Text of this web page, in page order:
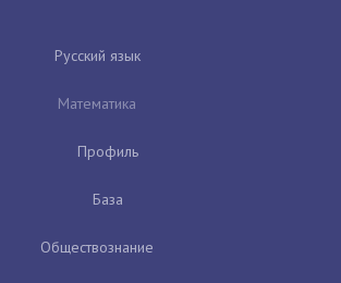
Русский язык
Математика
Профиль
База
Обществознание